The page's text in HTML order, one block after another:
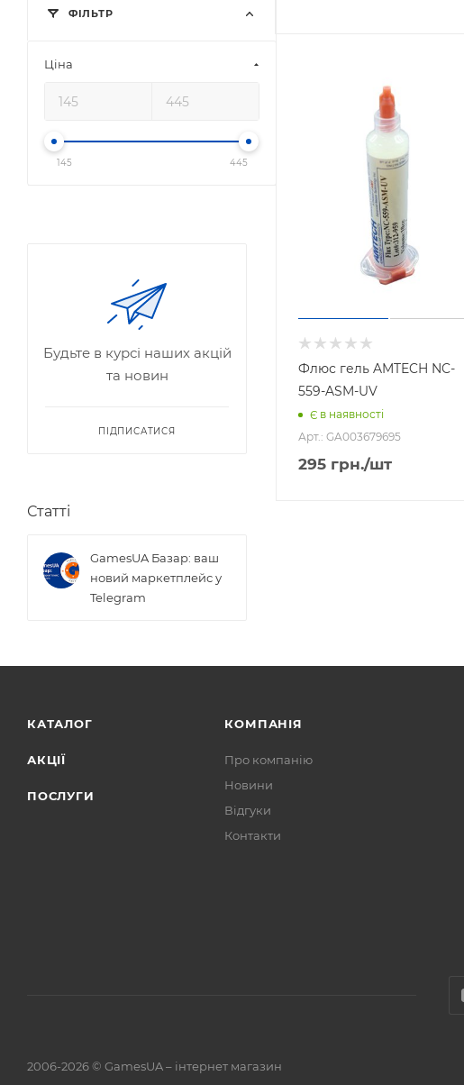
Флюс гель AMTECH NC-
559-ASM-UV
Є в наявності
Арт.: GA003679695
295 грн./шт
ФIЛЬТР
Цiна
145 445
Будьте в курсі наших акцій
та новин
ПІДПИСАТИСЯ
Статті
GamesUA Базар: ваш
новий маркетплейс у
Telegram
КАТАЛОГ
АКЦІЇ
ПОСЛУГИ
КОМПАНІЯ
Про компанію
Новини
Відгуки
Контакти
2006-2026 © GamesUA – інтернет магазин